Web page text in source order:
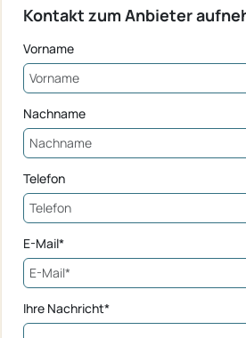
Kontakt zum Anbieter
Vorname
Nachname
Telefon
E-Mail*
Ihre Nachricht*